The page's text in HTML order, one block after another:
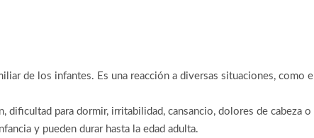
de los infantes. Es una reacción a diversas situaciones, como el
dificultad para dormir, irritabilidad, cansancio, dolores de cabeza o
y pueden durar hasta la edad adulta.